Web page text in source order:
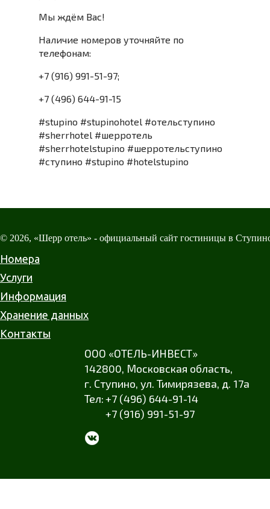
Мы ждём Вас!
Наличие номеров уточняйте по
телефонам:
+7 (916) 991-51-97;
+7 (496) 644-91-15
#stupino #stupinohotel #отельступино
#sherrhotel #шерротель
#sherrhotelstupino #шерротельступино
#ступино #stupino #hotelstupino
© 2026, «Шерр отель» - официальный сайт гостиницы в
Номера
Услуги
Информация
Хранение данных
Контакты
ООО «ОТЕЛЬ-ИНВЕСТ»
142800, Московская область,
г. Ступино, ул. Тимирязева, д. 17а
+7 (496) 644-91-14
+7 (916) 991-51-97